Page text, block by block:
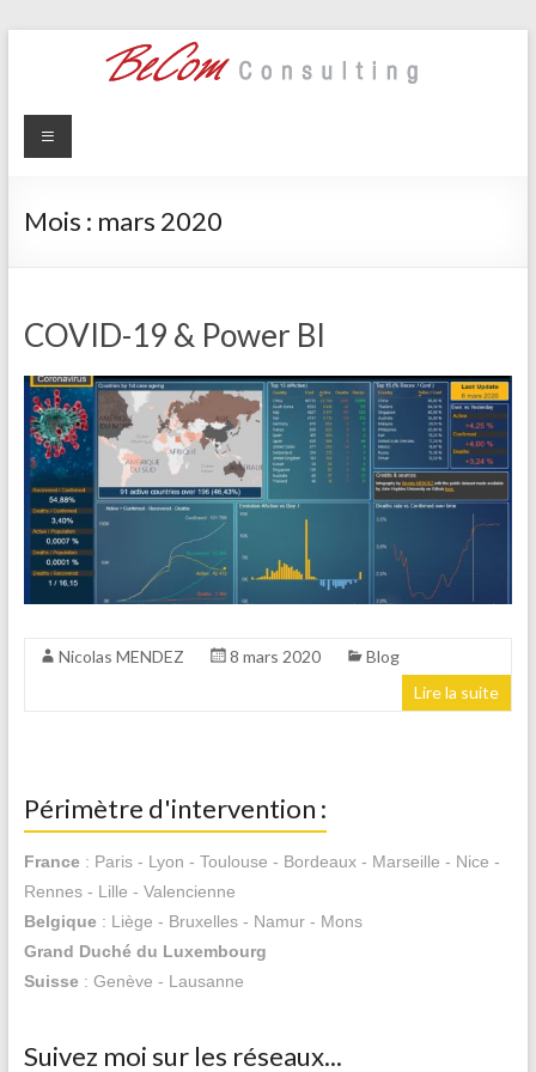
BeCom
Consulting
Agitateur de
compétences
Mois : mars 2020
COVID-19 & Power BI
Nicolas MENDEZ 8 mars 2020
Blog
Lire la suite
Périmètre d'intervention :
France: Paris - Lyon - Toulouse - Bordeaux - Marseille - Nice -
Rennes - Lille - Valencienne
Belgique: Liège - Bruxelles - Namur - Mons
Grand Duché du Luxembourg
Suisse: Genève - Lausanne
Suivez moi sur les réseaux...